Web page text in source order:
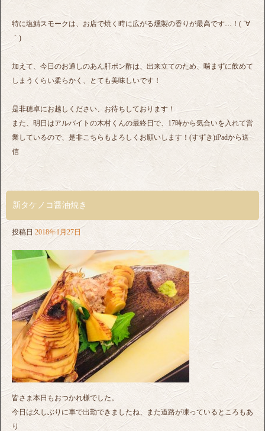
特に塩鯖スモークは、お店で焼く時に広がる燻製の香りが最高です…！( ´∀
｀)
加えて、今日のお通しのあん肝ポン酢は、出来立てのため、噛まずに飲めて
しまうくらい柔らかく、とても美味しいです！
是非穂卓にお越しください、お待ちしております！
また、明日はアルバイトの木村くんの最終日で、17時から気合いを入れて営
業しているので、是非こちらもよろしくお願いします！(すずき)iPadから送
信
新タケノコ醤油焼き
投稿日 2018年1月27日
皆さま本日もおつかれ様でした。
今日は久しぶりに車で出勤できましたね、また道路が凍っているところもあ
り